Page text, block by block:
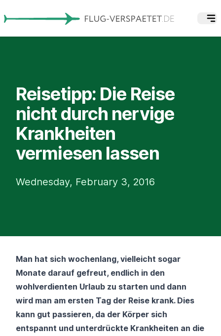
Reisetipp: Die Reise
nicht durch nervige
Krankheiten
vermiesen lassen
Wednesday, February 3, 2016
Man hat sich wochenlang, vielleicht sogar
Monate darauf gefreut, endlich in den
wohlverdienten Urlaub zu starten und dann
wird man am ersten Tag der Reise krank. Dies
kann gut passieren, da der Körper sich
entspannt und unterdrückte Krankheiten an die